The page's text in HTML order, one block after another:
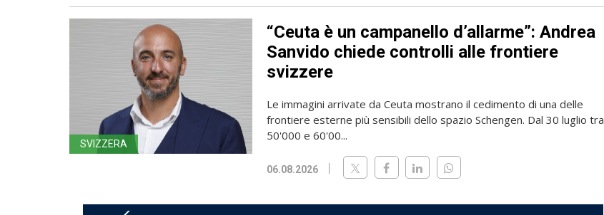
SVIZZERA
“Ceuta è un campanello d’allarme”: Andrea
Sanvido chiede controlli alle frontiere
svizzere
Le immagini arrivate da Ceuta mostrano il cedimento di una delle
frontiere esterne più sensibili dello spazio Schengen. Dal 30 luglio tra
50'000 e 60'00...
06.08.2026